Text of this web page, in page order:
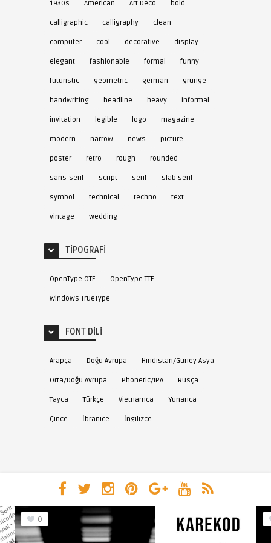
1930s American Art Deco bold
calligraphic calligraphy clean
computer cool decorative display
elegant fashionable formal funny
futuristic geometric german grunge
handwriting headline heavy informal
invitation legible logo magazine
modern narrow news picture
poster retro rough rounded
sans-serif script serif slab serif
symbol technical techno text
vintage wedding
TIPOGRAFI
OpenType OTF OpenType TTF
Windows TrueType
FONT DILI
Arapça Doğu Avrupa Hindistan/Güney Asya
Orta/Doğu Avrupa Phonetic/IPA Rusça
Tayca Türkçe Vietnamca Yunanca
Çince İbranice İngilizce
0